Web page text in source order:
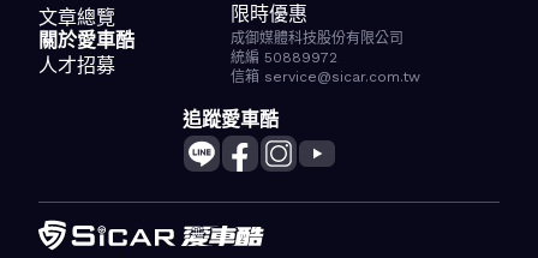
文章總覽
限時優惠
關於愛車酷
人才招募
成御媒體科技股份有限公司
統編 50889972
信箱 service@sicar.com.tw
追蹤愛車酷